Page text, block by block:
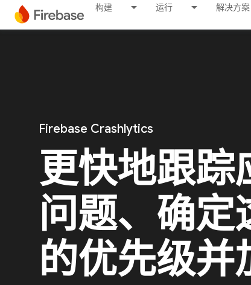
构建 运行 解决方案
Firebase Crashlytics
更快地跟踪
问题、确定
的优先级并